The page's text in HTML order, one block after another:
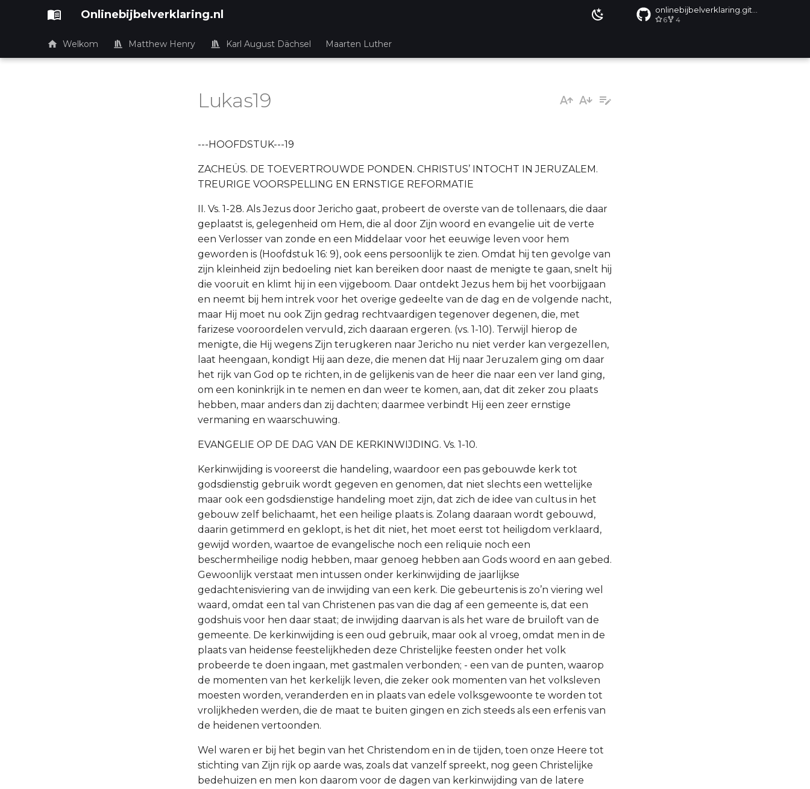
Onlinebijbelverklaring.nl 6 4
Welkom Matthew Henry Karl August Dächsel Maarten Luther
Lukas19
---HOOFDSTUK---19
ZACHEÜS. DE TOEVERTROUWDE PONDEN. CHRISTUS’ INTOCHT IN JERUZALEM.
TREURIGE VOORSPELLING EN ERNSTIGE REFORMATIE
II. Vs. 1-28. Als Jezus door Jericho gaat, probeert de overste van de tollenaars, die daar
geplaatst is, gelegenheid om Hem, die al door Zijn woord en evangelie uit de verte
een Verlosser van zonde en een Middelaar voor het eeuwige leven voor hem
geworden is (Hoofdstuk 16: 9), ook eens persoonlijk te zien. Omdat hij ten gevolge van
zijn kleinheid zijn bedoeling niet kan bereiken door naast de menigte te gaan, snelt hij
die vooruit en klimt hij in een vijgeboom. Daar ontdekt Jezus hem bij het voorbijgaan
en neemt bij hem intrek voor het overige gedeelte van de dag en de volgende nacht,
maar Hij moet nu ook Zijn gedrag rechtvaardigen tegenover degenen, die, met
farizese vooroordelen vervuld, zich daaraan ergeren. (vs. 1-10). Terwijl hierop de
menigte, die Hij wegens Zijn terugkeren naar Jericho nu niet verder kan vergezellen,
laat heengaan, kondigt Hij aan deze, die menen dat Hij naar Jeruzalem ging om daar
het rijk van God op te richten, in de gelijkenis van de heer die naar een ver land ging,
om een koninkrijk in te nemen en dan weer te komen, aan, dat dit zeker zou plaats
hebben, maar anders dan zij dachten; daarmee verbindt Hij een zeer ernstige
vermaning en waarschuwing.
EVANGELIE OP DE DAG VAN DE KERKINWIJDING. Vs. 1-10.
Kerkinwijding is vooreerst die handeling, waardoor een pas gebouwde kerk tot
godsdienstig gebruik wordt gegeven en genomen, dat niet slechts een wettelijke
maar ook een godsdienstige handeling moet zijn, dat zich de idee van cultus in het
gebouw zelf belichaamt, het een heilige plaats is. Zolang daaraan wordt gebouwd,
daarin getimmerd en geklopt, is het dit niet, het moet eerst tot heiligdom verklaard,
gewijd worden, waartoe de evangelische noch een reliquie noch een
beschermheilige nodig hebben, maar genoeg hebben aan Gods woord en aan gebed.
Gewoonlijk verstaat men intussen onder kerkinwijding de jaarlijkse
gedachtenisviering van de inwijding van een kerk. Die gebeurtenis is zo’n viering wel
waard, omdat een tal van Christenen pas van die dag af een gemeente is, dat een
godshuis voor hen daar staat; de inwijding daarvan is als het ware de bruiloft van de
gemeente. De kerkinwijding is een oud gebruik, maar ook al vroeg, omdat men in de
plaats van heidense feestelijkheden deze Christelijke feesten onder het volk
probeerde te doen ingaan, met gastmalen verbonden; - een van de punten, waarop
de momenten van het kerkelijk leven, die zeker ook momenten van het volksleven
moesten worden, veranderden en in plaats van edele volksgewoonte te worden tot
vrolijkheden werden, die de maat te buiten gingen en zich steeds als een erfenis van
de heidenen vertoonden.
Wel waren er bij het begin van het Christendom en in de tijden, toen onze Heere tot
stichting van Zijn rijk op aarde was, zoals dat vanzelf spreekt, nog geen Christelijke
bedehuizen en men kon daarom voor de dagen van kerkinwijding van de latere